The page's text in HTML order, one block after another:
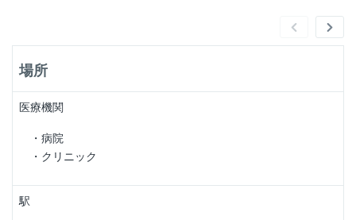
場所
医療機関
・病院
・クリニック
駅